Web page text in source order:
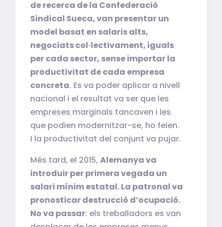
de recerca de la Confederació
Sindical Sueca, van presentar un
model basat en salaris alts,
negociats col·lectivament, iguals
per cada sector, sense importar la
productivitat de cada empresa
concreta. Es va poder aplicar a nivell
nacional i el resultat va ser que les
empreses marginals tancaven i les
que podien modernitzar-se, ho feien.
I la productivitat del conjunt va pujar.
Més tard, el 2015,Alemanya va
introduir per primera vegada un
salari mínim estatal. La patronal va
pronosticar destrucció d’ocupació.
No va passar: els treballadors es van